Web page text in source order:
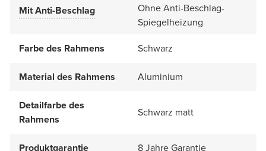
Mit Anti-Beschlag
Ohne Anti-Beschlag-
Spiegelheizung
Farbe des Rahmens
Schwarz
Material des Rahmens Aluminium
Detailfarbe des
Rahmens
Schwarz matt
Produktgarantie 8 Jahre Garantie